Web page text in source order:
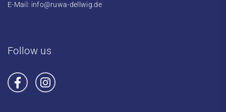
E-Mail: info@ruwa-dellwig.de
Follow us